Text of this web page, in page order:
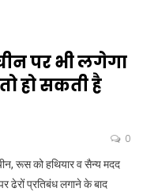
पर भी लगेगा
हो सकती है
0
रूस को हथियार व सैन्य मदद
ढेरों प्रतिबंध लगाने के बाद